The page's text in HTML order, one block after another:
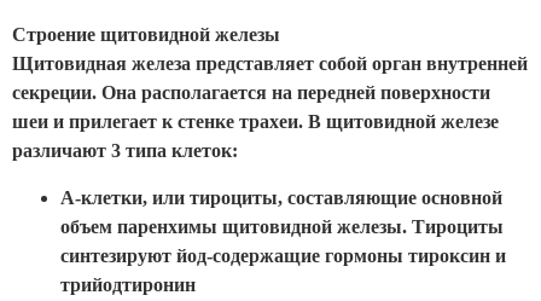
Строение щитовидной железы
Щитовидная железа представляет собой орган внутренней
секреции. Она располагается на передней поверхности
шеи и прилегает к стенке трахеи. В щитовидной железе
различают 3 типа клеток:
А-клетки, или тироциты, составляющие основной
объем паренхимы щитовидной железы. Тироциты
синтезируют йод-содержащие гормоны тироксин и
трийодтиронин